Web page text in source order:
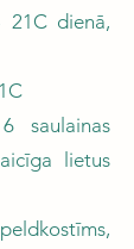
21C dienā,
saulainas
lietus